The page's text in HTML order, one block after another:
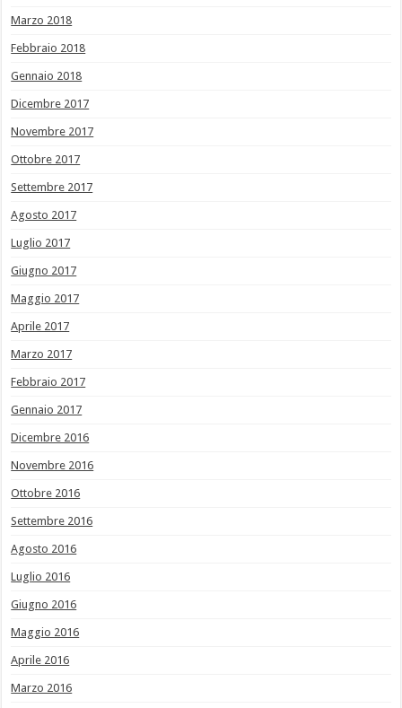
Marzo 2018
Febbraio 2018
Gennaio 2018
Dicembre 2017
Novembre 2017
Ottobre 2017
Settembre 2017
Agosto 2017
Luglio 2017
Giugno 2017
Maggio 2017
Aprile 2017
Marzo 2017
Febbraio 2017
Gennaio 2017
Dicembre 2016
Novembre 2016
Ottobre 2016
Settembre 2016
Agosto 2016
Luglio 2016
Giugno 2016
Maggio 2016
Aprile 2016
Marzo 2016